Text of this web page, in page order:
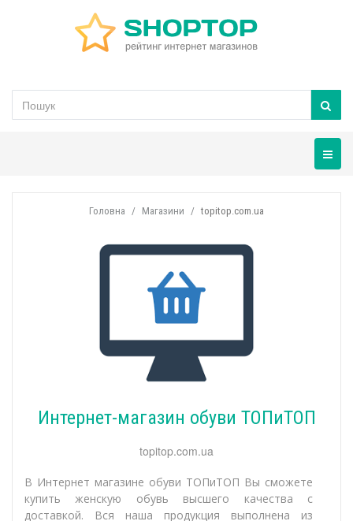
Головна Магазини topitop.com.ua
Интернет-магазин обуви ТОПиТОП
topitop.com.ua
В Интернет магазине обуви ТОПиТОП Вы сможете
купить женскую обувь высшего качества с
доставкой. Вся наша продукция выполнена из